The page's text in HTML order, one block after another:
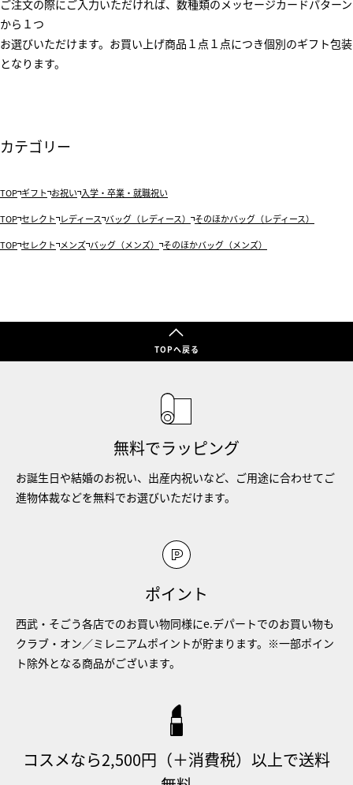
ご注文の際にご入力いただければ、数種類のメッセージカードパターン
から１つ
お選びいただけます。お買い上げ商品１点１点につき個別のギフト包装
となります。
カテゴリー
TOP ギフト お祝い 入学・卒業・就職祝い
TOP セレクト レディース バッグ（レディース） そのほかバッグ（レディース）
TOP セレクト メンズ バッグ（メンズ） そのほかバッグ（メンズ）
TOPへ戻る
無料でラッピング
お誕生日や結婚のお祝い、出産内祝いなど、ご用途に合わせてご
進物体裁などを無料でお選びいただけます。
ポイント
西武・そごう各店でのお買い物同様にe.デパートでのお買い物も
クラブ・オン／ミレニアムポイントが貯まります。※一部ポイン
ト除外となる商品がございます。
コスメなら2,500円（＋消費税）以上で送料